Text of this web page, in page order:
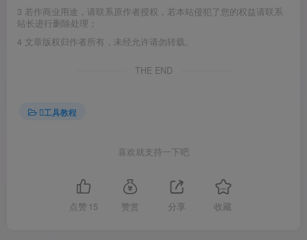
3 若作商业用途，请联系原作者授权，若本站侵犯了您的权益请联系
站长进行删除处理；
4 文章版权归作者所有，未经允许请勿转载。
THE END
工具教程
喜欢就支持一下吧
点赞 15 赞赏 分享 收藏